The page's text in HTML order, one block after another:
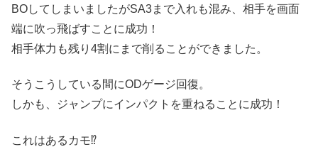
BOしてしまいましたがSA3まで入れも混み、相手を画面
端に吹っ飛ばすことに成功！
相手体力も残り4割にまで削ることができました。
そうこうしている間にODゲージ回復。
しかも、ジャンプにインパクトを重ねることに成功！
これはあるカモ⁉